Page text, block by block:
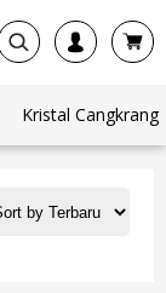
Kristal Cangkrang